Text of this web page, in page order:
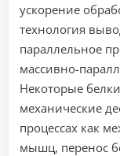
ускорение
технология
параллельное
массивно-
Некоторые
механические
процессах как
мышц, перенос